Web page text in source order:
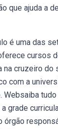
que ajuda a
é uma das
cursos
na cruzeiro
com a
Websaiba
a grade
órgão